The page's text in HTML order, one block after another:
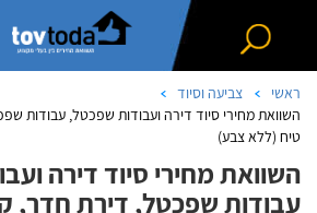
ראשי
צביעה וסיוד
השוואת מחירי סיוד דירה ועבודות שפכטל, עבודות
טיח (ללא צבע)
השוואת מחירי סיוד דירה
עבודות שפכטל, דירת חדר,